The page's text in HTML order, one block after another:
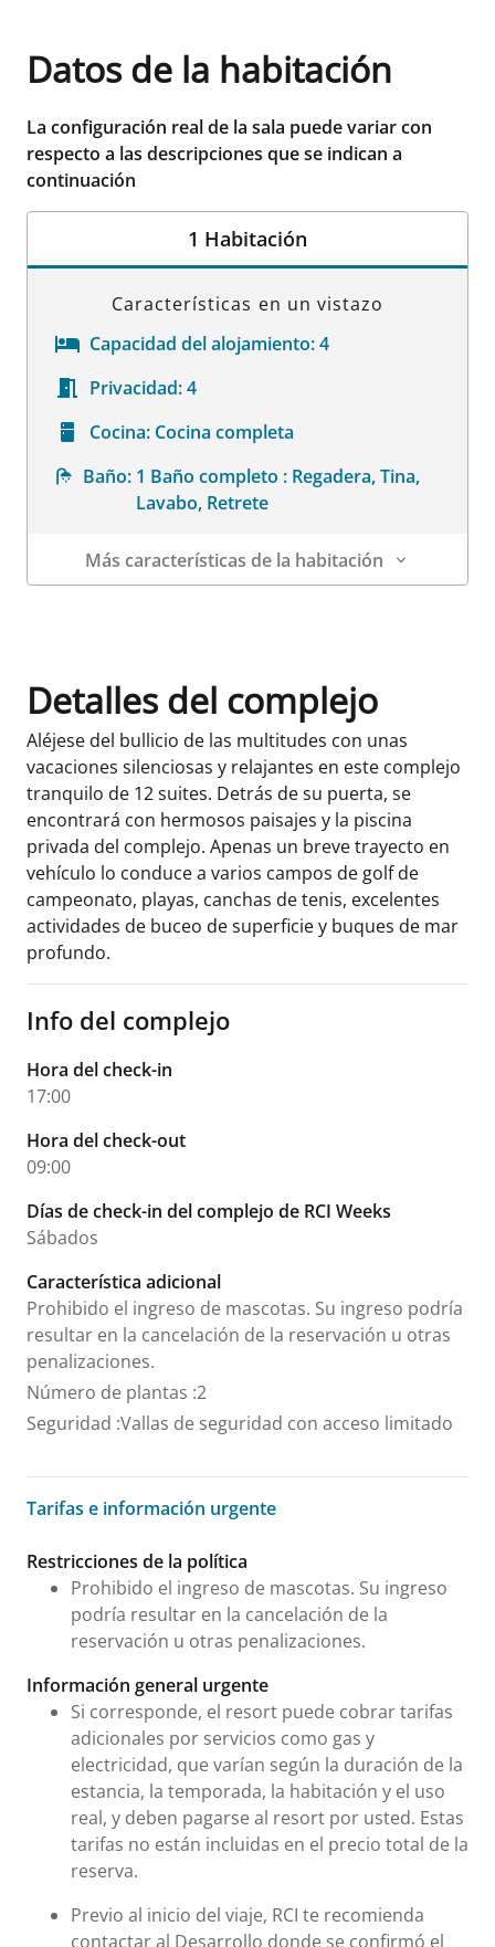
Datos de la habitación
La configuración real de la sala puede variar con
respecto a las descripciones que se indican a
continuación
1 Habitación
Características en un vistazo
Capacidad del alojamiento:4
Privacidad:4
Cocina: Cocina completa
Baño: 1 Baño completo : Regadera, Tina,
Lavabo, Retrete
Más características de la habitación
Detalles del complejo
Aléjese del bullicio de las multitudes con unas
vacaciones silenciosas y relajantes en este complejo
tranquilo de 12 suites. Detrás de su puerta, se
encontrará con hermosos paisajes y la piscina
privada del complejo. Apenas un breve trayecto en
vehículo lo conduce a varios campos de golf de
campeonato, playas, canchas de tenis, excelentes
actividades de buceo de superficie y buques de mar
profundo.
Info del complejo
Hora del check-in
17:00
Hora del check-out
09:00
Días de check-in del complejo de RCI Weeks
Sábados
Característica adicional
Prohibido el ingreso de mascotas. Su ingreso podría
resultar en la cancelación de la reservación u otras
penalizaciones.
Número de plantas :2
Seguridad :Vallas de seguridad con acceso limitado
Tarifas e información urgente
Tarifas e información urgente
Restricciones de la política
Prohibido el ingreso de mascotas. Su ingreso
podría resultar en la cancelación de la
reservación u otras penalizaciones.
Información general urgente
Si corresponde, el resort puede cobrar tarifas
adicionales por servicios como gas y
electricidad, que varían según la duración de la
estancia, la temporada, la habitación y el uso
real, y deben pagarse al resort por usted. Estas
tarifas no están incluidas en el precio total de la
reserva.
Previo al inicio del viaje, RCI te recomienda
contactar al Desarrollo donde se confirmó el